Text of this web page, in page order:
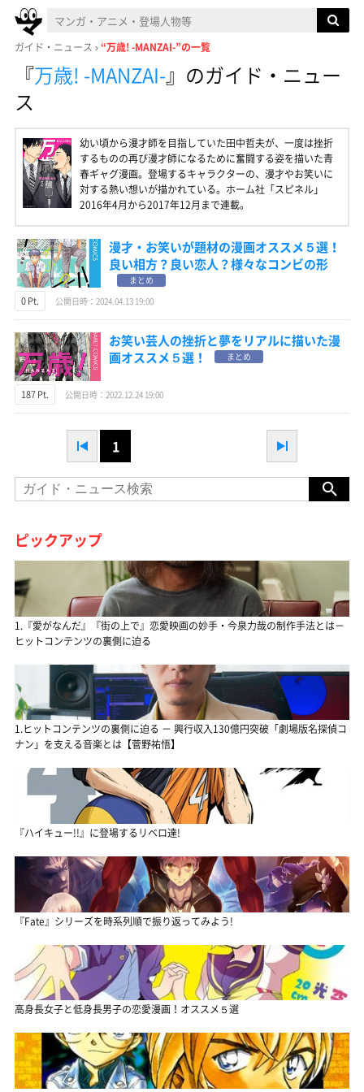
ガイド・ニュース “万歳! -MANZAI-”の一覧
『万歳! -MANZAI-』 のガイド・ニュー
ス
幼い頃から漫才師を目指していた田中哲夫が、一度は挫折
するものの再び漫才師になるために奮闘する姿を描いた青
春ギャグ漫画。登場するキャラクターの、漫才やお笑いに
対する熱い想いが描かれている。ホーム社「スピネル」
2016年4月から2017年12月まで連載。
漫才・お笑いが題材の漫画オススメ５選！
良い相方？良い恋人？様々なコンビの形
まとめ
0 Pt. 公開日時：2024.04.13 19:00
お笑い芸人の挫折と夢をリアルに描いた漫
画オススメ５選！
まとめ
187 Pt. 公開日時：2022.12.24 19:00
1
ピックアップ
1.『愛がなんだ』『街の上で』恋愛映画の妙手・今泉力哉の制作手法とは－
ヒットコンテンツの裏側に迫る
1.ヒットコンテンツの裏側に迫る － 興行収入130億円突破「劇場版名探偵コ
ナン」を支える音楽とは【菅野祐悟】
『ハイキュー!!』に登場するリベロ達!
『Fate』シリーズを時系列順で振り返ってみよう!
高身長女子と低身長男子の恋愛漫画！オススメ５選